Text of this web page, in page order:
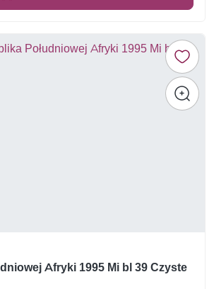
Afryki 1995 Mi bl 39 Czyste